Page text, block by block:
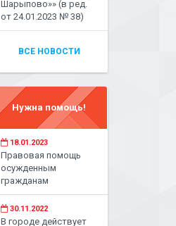
Шарыпово»» (в ред.
от 24.01.2023 № 38)
ВСЕ НОВОСТИ
Нужна помощь!
18.01.2023
Правовая помощь
осужденным
гражданам
30.11.2022
В городе действует